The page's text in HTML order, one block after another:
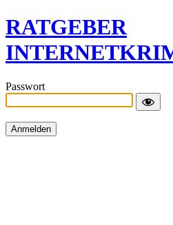
RATGEBER
Passwort